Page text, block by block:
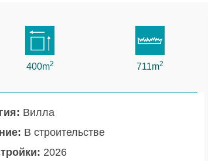
400m2 711m2
Вилла
В строительстве
2026